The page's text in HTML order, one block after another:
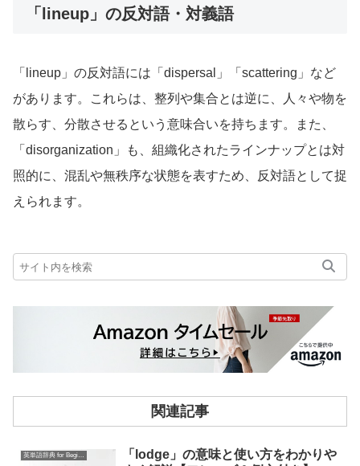
「lineup」の反対語・対義語
「lineup」の反対語には「dispersal」「scattering」など
があります。これらは、整列や集合とは逆に、人々や物を
散らす、分散させるという意味合いを持ちます。また、
「disorganization」も、組織化されたラインナップとは対
照的に、混乱や無秩序な状態を表すため、反対語として捉
えられます。
関連記事
英単語辞典 for Beginners
「lodge」の意味と使い方をわかりや